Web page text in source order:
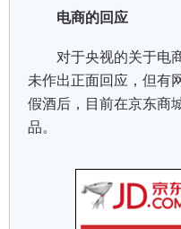
电商的回应
对于央视的关于电商
未作出正面回应，但有
假酒后，目前在京东商
品。